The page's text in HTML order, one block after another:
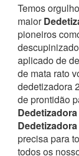
Temos
maior
pioneiros
aplicado de
de mata rato
dedetizadora
de prontidão
precisa para
todos os